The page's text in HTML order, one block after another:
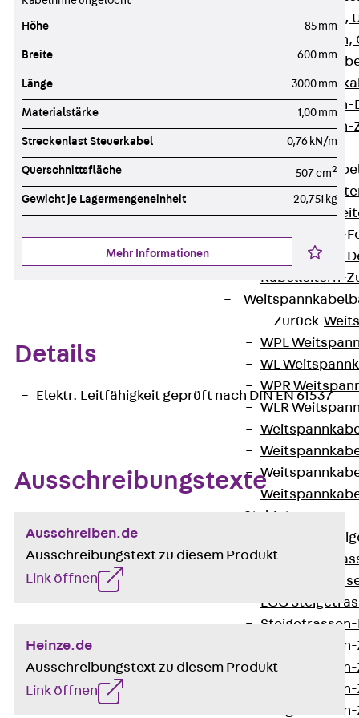
G Gitterbahn,
GI Gitterbahn,
GTD
GTDW
Gitterbahnen-
Gitterbahnen-
Kabelleitern
Zurück
LGG
LGGS
Kabelleitern-
Kabelleitern-
Kabelleitern-
Zurück
WPL
WL
WPR
WLR
Steigetrassen
STU
ST
LGG
Steigetrassen-
Höhe 85 mm
Breite 600 mm
Länge 3000 mm
Materialstärke 1,00 mm
Streckenlast Steuerkabel 0,76 kN/m
Querschnittsfläche 507 cm2
Gewicht je Lagermengeneinheit 20,751 kg
Mehr Informationen
Details
Elektr. Leitfähigkeit geprüft nach DIN EN 61537
Ausschreibungstexte
Ausschreiben.de
Ausschreibungstext zu diesem Produkt
Link öffnen
Heinze.de
Ausschreibungstext zu diesem Produkt
Link öffnen